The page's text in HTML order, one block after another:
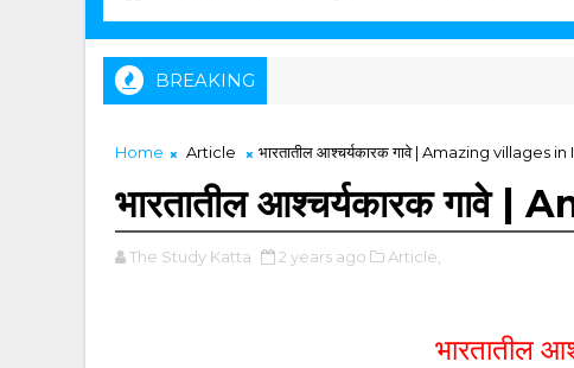
BREAKING
Home Article भारतातील आश्चर्यकारक गावे | Amazing villages in
भारतातील आश्चर्यकारक
The Study Katta 2 years ago Article,
भारतातील